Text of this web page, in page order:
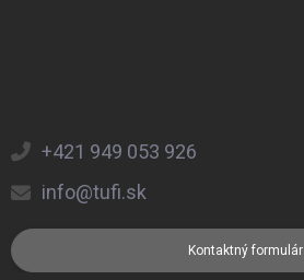
+421 949 053 926
info@tufi.sk
Kontaktný formulár